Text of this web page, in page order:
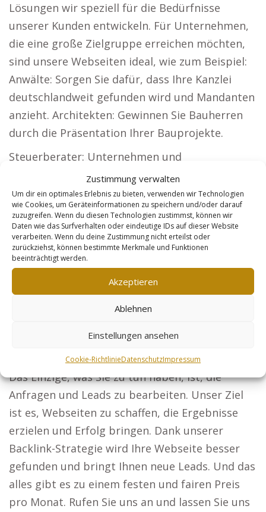
Zustimmung verwalten
Um dir ein optimales Erlebnis zu bieten, verwenden wir Technologien
wie Cookies, um Geräteinformationen zu speichern und/oder darauf
zuzugreifen. Wenn du diesen Technologien zustimmst, können wir
Daten wie das Surfverhalten oder eindeutige IDs auf dieser Website
verarbeiten. Wenn du deine Zustimmung nicht erteilst oder
zurückziehst, können bestimmte Merkmale und Funktionen
beeinträchtigt werden.
Akzeptieren
Ablehnen
Einstellungen ansehen
Cookie-RichtlinieDatenschutzImpressum
Lösungen wir speziell für die Bedürfnisse
unserer Kunden entwickeln. Für Unternehmen,
die eine große Zielgruppe erreichen möchten,
sind unsere Webseiten ideal, wie zum Beispiel:
Anwälte: Sorgen Sie dafür, dass Ihre Kanzlei
deutschlandweit gefunden wird und Mandanten
anzieht. Architekten: Gewinnen Sie Bauherren
durch die Präsentation Ihrer Bauprojekte.
Steuerberater: Unternehmen und
Privatpersonen sollen Ihre Services
kennenlernen. Sicherheitsdienste: Erreichen Sie
Unternehmen und Events, die in Schutz
investieren möchten. Online-Händler:
Optimierte Produkte helfen Ihnen, eine größere
Zielgruppe zu erreichen. So kommen Sie Schritt
für Schritt zum Marketing-Erfolg: Unser
Konzept sorgt dafür, dass Sie sich um nichts
Wir verbessern Ihre Webseite Monat für Monat
durch Optimierung, Pflege und Linkbuilding.
Das Einzige, was Sie zu tun haben, ist, die
Anfragen und Leads zu bearbeiten. Unser Ziel
ist es, Webseiten zu schaffen, die Ergebnisse
erzielen und Erfolg bringen. Dank unserer
Backlink-Strategie wird Ihre Webseite besser
gefunden und bringt Ihnen neue Leads. Und das
alles gibt es zu einem festen und fairen Preis
pro Monat. Rufen Sie uns an und lassen Sie uns